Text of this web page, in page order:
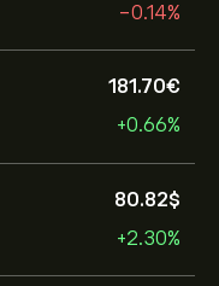
-0.14%
181.70‎€‎
+0.66%
80.82‎$‎
+2.30%